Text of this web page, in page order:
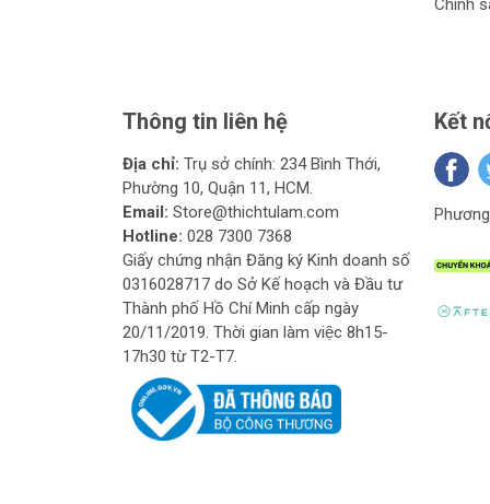
Cảo chữ C sử dụng các cử chỉ tay, các biểu
Các bước thực hiện cảo chữ
Để thực hiện cảo chữ C một cách chính xác,
Ứng dụng của phương
Việc sử dụng cảo chữ C
Cảo chữ C đóng vai trò quan trọng trong việc
cũng như bạn bè.
Ứng dụng của cảo chữ C
Phương pháp cảo chữ C đóng góp vào việc
Thông tin liên hệ
Địa chỉ: Trụ sở chính: 234 Bình Thới,
Phường 10, Quận 11, HCM.
Email: Store@thichtulam.com
Hotline: 028 7300 7368
Giấy chứng nhận Đăng ký Kinh doanh số
0316028717 do Sở Kế hoạch và Đầu tư
Thành phố Hồ Chí Minh cấp ngày
20/11/2019. Thời gian làm việc 8h15-
17h30 từ T2-T7.
Kết